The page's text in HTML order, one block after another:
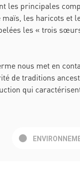
les principales
les haricots et
les « trois
nous met en
de traditions
qui